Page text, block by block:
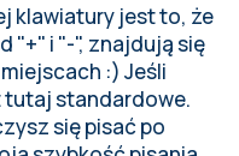
klawiatury jest to, że
"+" i "-", znajdują się
:) Jeśli
standardowe.
się pisać po